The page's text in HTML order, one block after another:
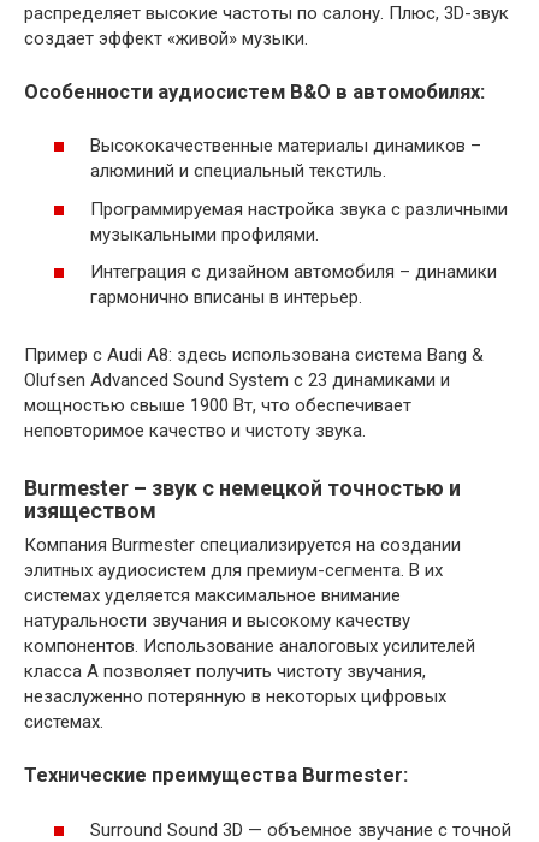
распределяет высокие частоты по салону. Плюс, 3D-звук
создает эффект «живой» музыки.
Особенности аудиосистем B&O в автомобилях:
Высококачественные материалы динамиков –
алюминий и специальный текстиль.
Программируемая настройка звука с различными
музыкальными профилями.
Интеграция с дизайном автомобиля – динамики
гармонично вписаны в интерьер.
Пример с Audi A8: здесь использована система Bang &
Olufsen Advanced Sound System с 23 динамиками и
мощностью свыше 1900 Вт, что обеспечивает
неповторимое качество и чистоту звука.
Burmester – звук с немецкой точностью и
изяществом
Компания Burmester специализируется на создании
элитных аудиосистем для премиум-сегмента. В их
системах уделяется максимальное внимание
натуральности звучания и высокому качеству
компонентов. Использование аналоговых усилителей
класса А позволяет получить чистоту звучания,
незаслуженно потерянную в некоторых цифровых
системах.
Технические преимущества Burmester:
Surround Sound 3D — объемное звучание с точной